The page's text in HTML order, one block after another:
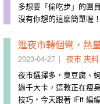
多想要「偷吃步」的團
沒有你想的這麼簡單喔
逛夜市轉個彎，熱
2023-04-27 夜市 夾料
夜市選擇多，臭豆腐、
過千大卡，這教正在瘦
技巧，今天跟著 iFit 編